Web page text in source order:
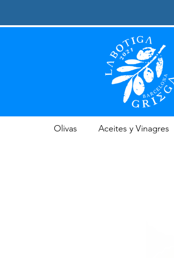
Olivas Aceites y Vinagres